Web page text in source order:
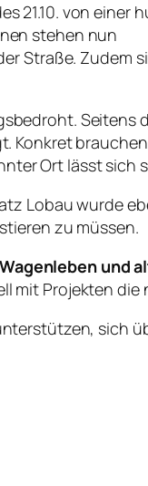
21.10. von
stehen nun
Straße. Zudem
Konkret
Ort lässt sich
Lobau wurde
zu müssen.
mit Projekten
sich